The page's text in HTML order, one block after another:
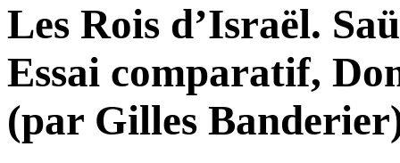
Les Rois d’Israël.
Essai comparatif,
(par Gilles